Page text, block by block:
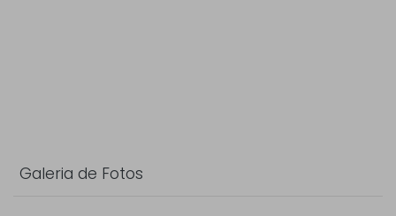
Galeria de Fotos